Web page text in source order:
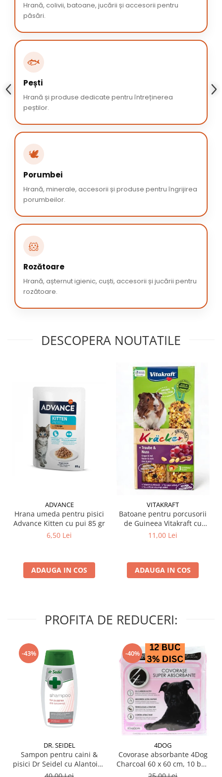
Hrană, colivii, batoane, jucării și accesorii pentru
păsări.
🐟
Pești
Hrană și produse dedicate pentru întreținerea
peștilor.
🕊️
Porumbei
Hrană, minerale, accesorii și produse pentru îngrijirea
porumbeilor.
🐹
Rozătoare
Hrană, așternut igienic, cuști, accesorii și jucării pentru
rozătoare.
DESCOPERA NOUTATILE
ADVANCE
Hrana umeda pentru pisici
Advance Kitten cu pui 85 gr
6,50 Lei
ADAUGA IN COS
VITAKRAFT
Batoane pentru porcusorii
de Guineea Vitakraft cu
struguri & nuci 2 buc
11,00 Lei
ADAUGA IN COS
PROFITA DE REDUCERI:
-43%
DR. SEIDEL
Sampon pentru caini &
pisici Dr Seidel cu Alantoina
220 ml
-40%
4DOG
Covorase absorbante 4Dog
Charcoal 60 x 60 cm, 10 buc
/ pachet